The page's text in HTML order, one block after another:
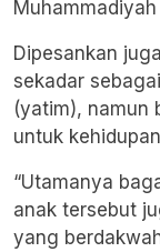
Dipesankan
sekadar
(yatim), namun
untuk
“Utamanya
anak tersebut
yang